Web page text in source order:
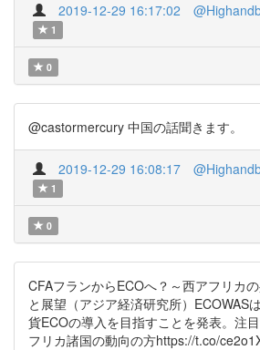
2019-12-29 16:17:02
1
0
@castormercury 中国の話聞きます。
2019-12-29 16:08:17
1
0
CFAフランからECOへ？～西アフリカ
と展望（アジア経済研究所）ECOWAS
貨ECOの導入を目指すことを発表。注
フリカ諸国の動向の方https://t.co/